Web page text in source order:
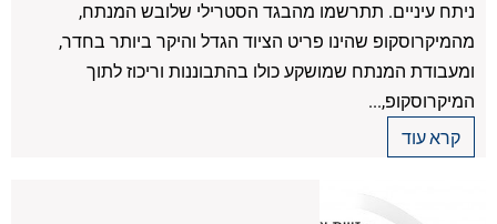
ניתח עיניים. תתרשמו מהבגד הסטרילי שלובש המנתח,
מהמיקרוסקופ שהינו פריט הציוד הגדל והיקר ביותר בחדר,
ומעבודת המנתח שמושקע כולו בהתבוננות וריכוז לתוך
המיקרוסקופ,...
קרא עוד